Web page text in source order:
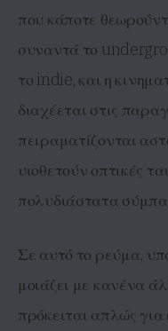
που κάποτε
συναντά το
το indie, και η
διαχέεται στις
πειραματίζονται
υιοθετούν οπτικές
πολυδιάστατα
Σε αυτό το ρεύμα,
μοιάζει με κανένα
πρόκειται απλώς